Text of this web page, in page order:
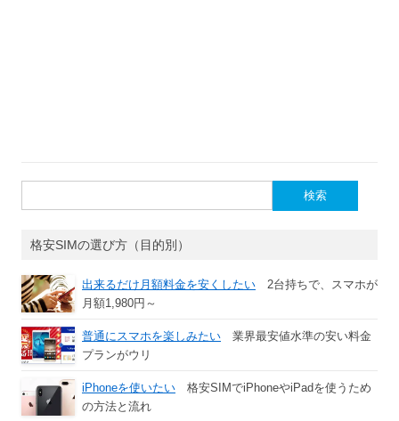
索:
格安SIMの選び方（目的別）
出来るだけ月額料金を安くしたい 2台持ちで、スマホが
月額1,980円～
普通にスマホを楽しみたい 業界最安値水準の安い料金
プランがウリ
iPhoneを使いたい 格安SIMでiPhoneやiPadを使うため
の方法と流れ